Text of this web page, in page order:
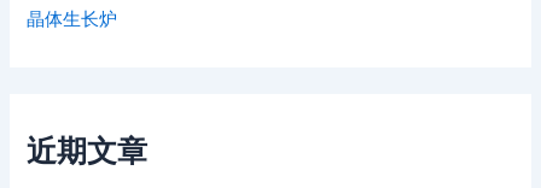
晶体生长炉
近期文章